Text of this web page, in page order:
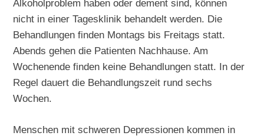
Alkoholproblem haben oder dement sind, können
nicht in einer Tagesklinik behandelt werden. Die
Behandlungen finden Montags bis Freitags statt.
Abends gehen die Patienten Nachhause. Am
Wochenende finden keine Behandlungen statt. In der
Regel dauert die Behandlungszeit rund sechs
Wochen.
Menschen mit schweren Depressionen kommen in